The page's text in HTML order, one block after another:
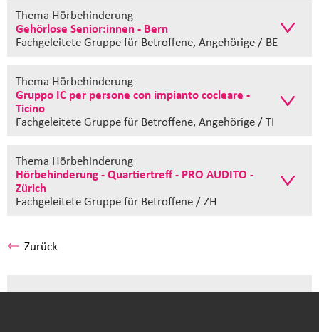
Thema Hörbehinderung
Gehörlose Senior:innen - Bern
Fachgeleitete Gruppefür Betroffene, Angehörige / BE
Thema Hörbehinderung
Gruppo IC per persone con impianto cocleare -
Ticino
Fachgeleitete Gruppefür Betroffene, Angehörige / TI
Thema Hörbehinderung
Hörbehinderung - Quartiertreff - PRO AUDITO -
Zürich
Fachgeleitete Gruppefür Betroffene / ZH
Zurück